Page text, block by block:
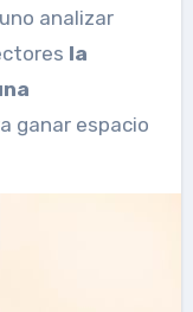
analizar
la
ganar espacio